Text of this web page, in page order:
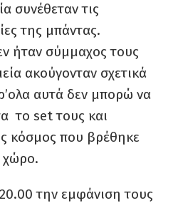
συνέθεταν τις
της μπάντας.
ήταν σύμμαχος τους
ακούγονταν σχετικά
αυτά δεν μπορώ να
το set τους και
κόσμος που βρέθηκε
χώρο.
20.00 την εμφάνιση τους